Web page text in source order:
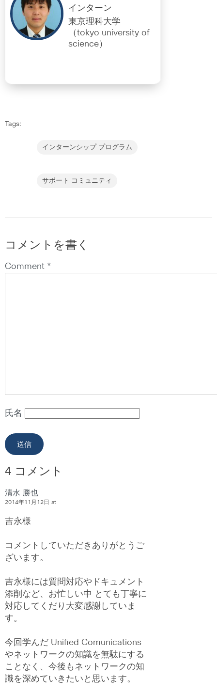
インターン
東京理科大学
（tokyo university of
science）
Tags:
インターンシップ プログラム
サポート コミュニティ
コメントを書く
Comment *
氏名
4 コメント
清水 勝也
2014年11月12日 at
吉永様
コメントしていただきありがとうご
ざいます。
吉永様には質問対応やドキュメント
添削など、お忙しい中 とても丁寧に
対応してくだり大変感謝していま
す。
今回学んだ Unified Comunications
やネットワークの知識を無駄にする
ことなく、今後もネットワークの知
識を深めていきたいと思います。